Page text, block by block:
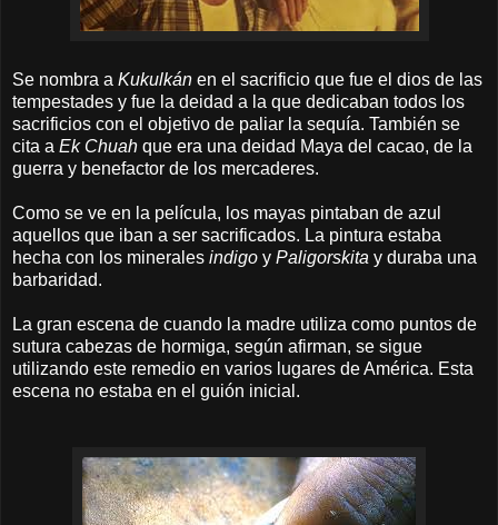
Se nombra a Kukulkán en el sacrificio que fue el dios de las
tempestades y fue la deidad a la que dedicaban todos los
sacrificios con el objetivo de paliar la sequía. También se
cita a Ek Chuah que era una deidad Maya del cacao, de la
guerra y benefactor de los mercaderes.
Como se ve en la película, los mayas pintaban de azul
aquellos que iban a ser sacrificados. La pintura estaba
hecha con los minerales indigo y Paligorskita y duraba una
barbaridad.
La gran escena de cuando la madre utiliza como puntos de
sutura cabezas de hormiga, según afirman, se sigue
utilizando este remedio en varios lugares de América. Esta
escena no estaba en el guión inicial.